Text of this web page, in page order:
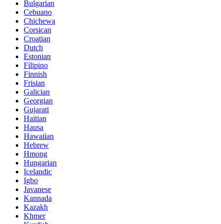
Bulgarian
Cebuano
Chichewa
Corsican
Croatian
Dutch
Estonian
Filipino
Finnish
Frisian
Galician
Georgian
Gujarati
Haitian
Hausa
Hawaiian
Hebrew
Hmong
Hungarian
Icelandic
Igbo
Javanese
Kannada
Kazakh
Khmer